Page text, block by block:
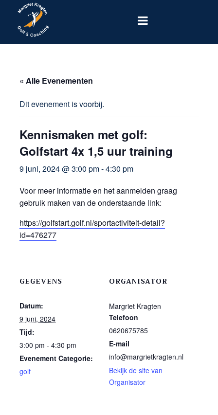
« Alle Evenementen
Dit evenement is voorbij.
Kennismaken met golf:
Golfstart 4x 1,5 uur training
9 juni, 2024 @ 3:00 pm-4:30 pm
Voor meer informatie en het aanmelden graag
gebruik maken van de onderstaande link:
https://golfstart.golf.nl/sportactiviteit-detail?
id=476277
GEGEVENS
Datum:
9 juni, 2024
Tijd:
3:00 pm - 4:30 pm
Evenement Categorie:
golf
ORGANISATOR
Margriet Kragten
Telefoon
0620675785
E-mail
info@margrietkragten.nl
Bekijk de site van
Organisator